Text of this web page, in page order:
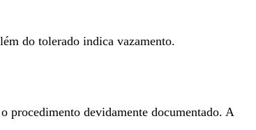
do tolerado indica vazamento.
procedimento devidamente documentado. A